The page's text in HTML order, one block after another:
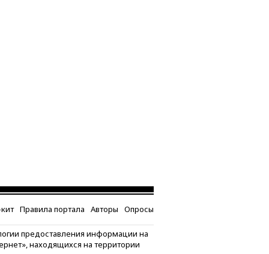
Правила портала Авторы Опросы
предоставления информации на
находящихся на территории